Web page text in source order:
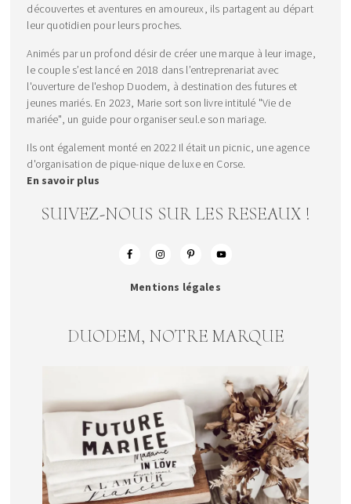
découvertes et aventures en amoureux, ils partagent au départ
leur quotidien pour leurs proches.
Animés par un profond désir de créer une marque à leur image,
le couple s’est lancé en 2018 dans l’entreprenariat avec
l'ouverture de l'eshop Duodem, à destination des futures et
jeunes mariés. En 2023, Marie sort son livre intitulé "Vie de
mariée", un guide pour organiser seul.e son mariage.
Ils ont également monté en 2022 Il était un picnic, une agence
d'organisation de pique-nique de luxe en Corse.
En savoir plus
SUIVEZ-NOUS SUR LES RESEAUX !
Mentions légales
DUODEM, NOTRE MARQUE